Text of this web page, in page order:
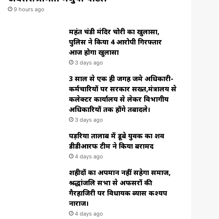
9 hours ago
महंत चंडी मंदिर चोरी का खुलासा,
पुलिस ने किया 4 आरोपी गिरफ्तार
आज होगा खुलासा
3 days ago
3 साल से एक ही जगह जमे अधिकारी-
कर्मचारियों पर सरकार सख्त,मंत्रालय से
कलेक्टर कार्यालय से लेकर विभागीय
अधिकारियों तक होंगे तबादले।
3 days ago
पड़रिया तालाब में डूबे युवक का शव
डीडीआरफ टीम ने किया बरामद
4 days ago
शहीदों का अपमान नहीं सहेगा समाज,
श्रद्धांजलि सभा से अफसरों की
गैरहाजिरी पर विधायक ब्यास कश्यप
नाराज।
4 days ago